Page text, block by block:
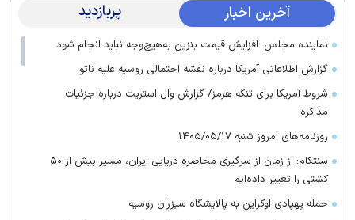
آخرین اخبار پربازدید
نماینده مجلس: افزایش قیمت بنزین به‌هیچ‌وجه نباید انجام شود
گزارش اطلاعاتی آمریکا درباره نقشه احتمالی روسیه علیه ناتو
شروط آمریکا برای تنگه هرمز/ گزارش وال استریت درباره جزئیات
مذاکره
روزنامه‌های امروز شنبه ۱۴۰۵/۰۵/۱۷
سنتکام: از زمان از سرگیری محاصره دریایی ایران، مسیر بیش از ۵۰
کشتی را تغییر داده‌ایم
حمله پهپادی اوکراین به پالایشگاه سیزران روسیه